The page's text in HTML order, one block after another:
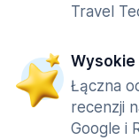
Travel
Wysokie
Łączna
recenzji
Google i